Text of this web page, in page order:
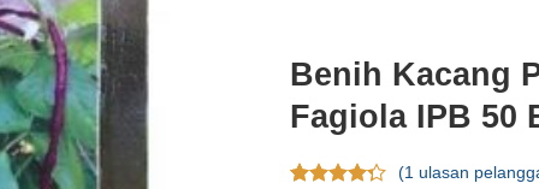
Benih Kacang
Fagiola IPB 50
(1ulasan